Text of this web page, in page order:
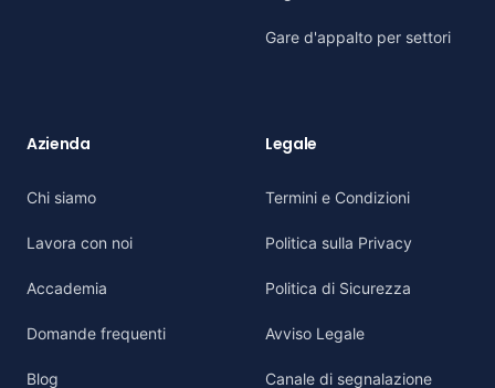
Gare d'appalto per settori
Azienda
Chi siamo
Lavora con noi
Accademia
Domande frequenti
Blog
Legale
Termini e Condizioni
Politica sulla Privacy
Politica di Sicurezza
Avviso Legale
Canale di segnalazione